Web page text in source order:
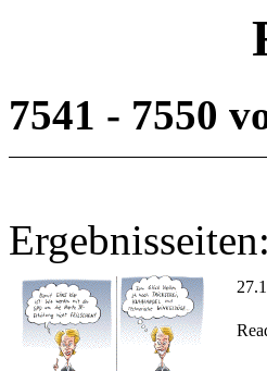
7541 - 7550